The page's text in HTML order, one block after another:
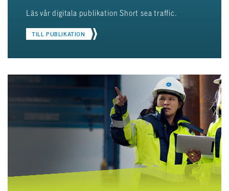
Läs vår digitala publikation Short sea traffic.
TILL PUBLIKATION